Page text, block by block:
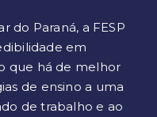
do Paraná, a FESP
em
que há de melhor
de ensino a uma
de trabalho e ao